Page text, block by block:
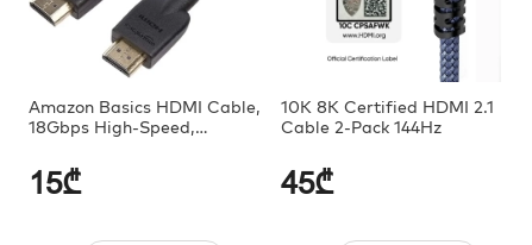
Amazon Basics HDMI Cable,
18Gbps High-Speed,
15₾
10K 8K Certified HDMI 2.1
Cable 2-Pack 144Hz
45₾